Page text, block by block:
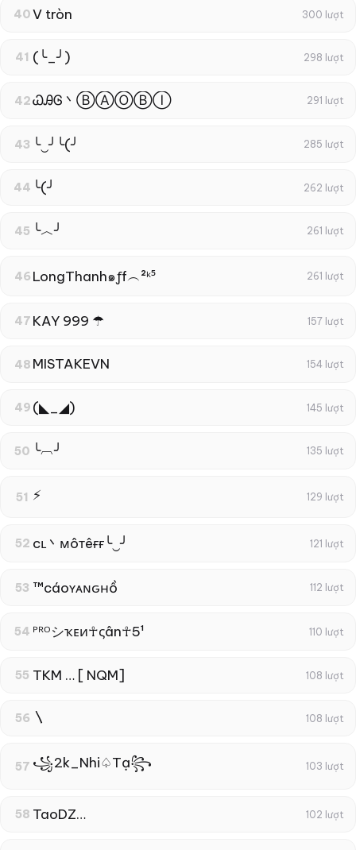
40V tròn 300 lượt
41 (╰_╯) 298 lượt
42ᏇᎯᎶ丶ⒷⒶⓄⒷⒾ 291 lượt
43 ╰‿╯╰(╯ 285 lượt
44 ╰(╯ 262 lượt
45 ╰︿╯ 261 lượt
46 LongThanh๑ƒf︵²ᵏ⁵ 261 lượt
47 KAY 999 ☂ 157 lượt
48 MISTAKEㅤVN 154 lượt
49 (◣_◢) 145 lượt
50 ╰︹╯ 135 lượt
51 ⚡ 129 lượt
52 cʟ丶мôтêғғ╰‿╯ 121 lượt
53 ™cáoʏᴀɴԍнồ 112 lượt
54 ᴾᴿᴼシҡᴇи☥ςân☥5¹ 110 lượt
55 TKM … [ NQM] 108 lượt
56 〵 108 lượt
57 ꧁2k_Nhi♤Tạ꧂ 103 lượt
58 TaoDZ… 102 lượt